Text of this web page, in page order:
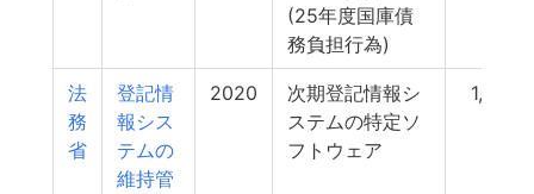
(25年度国庫債
務負担行為)
法
務
省
登記情
報シス
テムの
維持管
2020
次期登記情報シ
ステムの特定ソ
フトウェア
1,763